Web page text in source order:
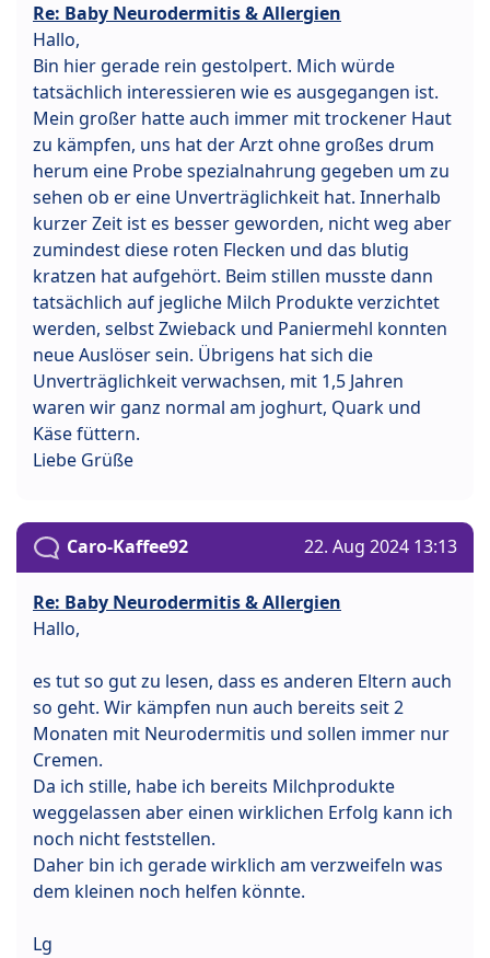
Re: Baby Neurodermitis & Allergien
Hallo,
Bin hier gerade rein gestolpert. Mich würde
tatsächlich interessieren wie es ausgegangen ist.
Mein großer hatte auch immer mit trockener Haut
zu kämpfen, uns hat der Arzt ohne großes drum
herum eine Probe spezialnahrung gegeben um zu
sehen ob er eine Unverträglichkeit hat. Innerhalb
kurzer Zeit ist es besser geworden, nicht weg aber
zumindest diese roten Flecken und das blutig
kratzen hat aufgehört. Beim stillen musste dann
tatsächlich auf jegliche Milch Produkte verzichtet
werden, selbst Zwieback und Paniermehl konnten
neue Auslöser sein. Übrigens hat sich die
Unverträglichkeit verwachsen, mit 1,5 Jahren
waren wir ganz normal am joghurt, Quark und
Käse füttern.
Liebe Grüße
Caro-Kaffee92 22. Aug 2024 13:13
Re: Baby Neurodermitis & Allergien
Hallo,
es tut so gut zu lesen, dass es anderen Eltern auch
so geht. Wir kämpfen nun auch bereits seit 2
Monaten mit Neurodermitis und sollen immer nur
Cremen.
Da ich stille, habe ich bereits Milchprodukte
weggelassen aber einen wirklichen Erfolg kann ich
noch nicht feststellen.
Daher bin ich gerade wirklich am verzweifeln was
dem kleinen noch helfen könnte.
Lg